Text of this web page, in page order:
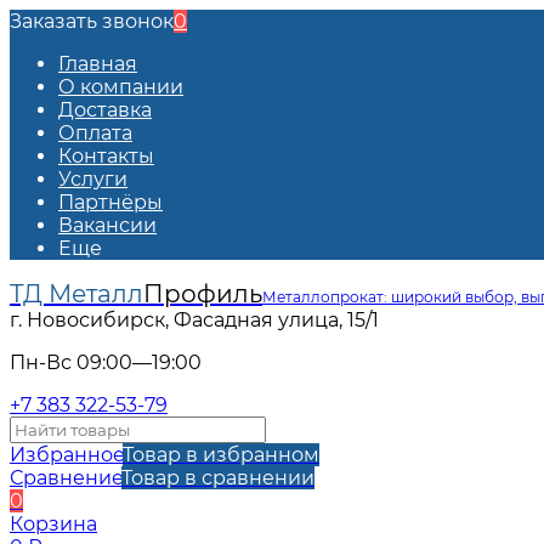
Заказать звонок0
Главная
О компании
Доставка
Оплата
Контакты
Услуги
Партнёры
Вакансии
Еще
ТД МеталлПрофильМеталлопрокат: широкий выбор,
г. Новосибирск, Фасадная улица, 15/1
Пн-Вс 09:00—19:00
+7 383 322-53-79
ИзбранноеТовар в избранном
СравнениеТовар в сравнении
0
Корзина